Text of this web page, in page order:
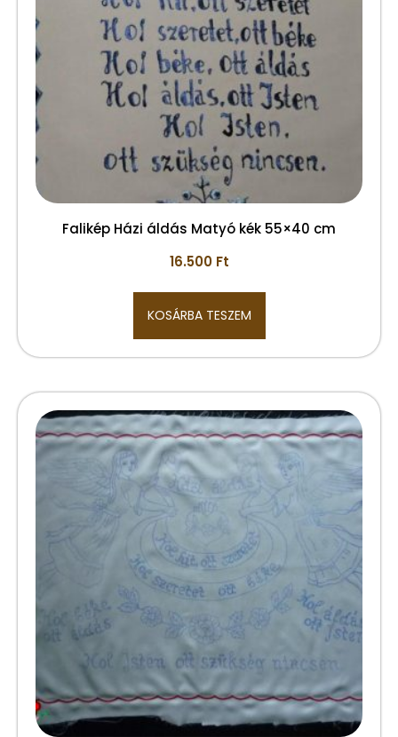
Falikép Házi áldás Matyó kék 55×40 cm
16.500 Ft
KOSÁRBA TESZEM